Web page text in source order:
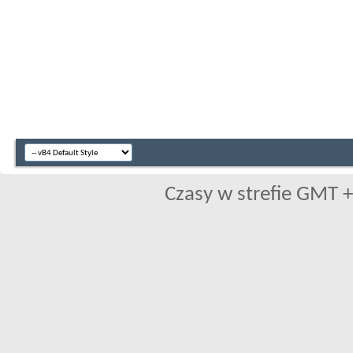
Czasy w strefie GMT